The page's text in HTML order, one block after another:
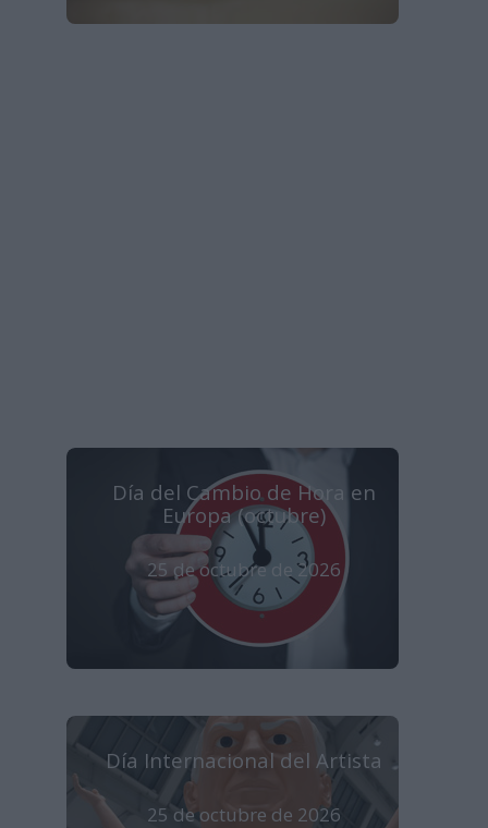
Día del Cambio de Hora en
Europa (octubre)
25 de octubre de 2026
Día Internacional del Artista
25 de octubre de 2026